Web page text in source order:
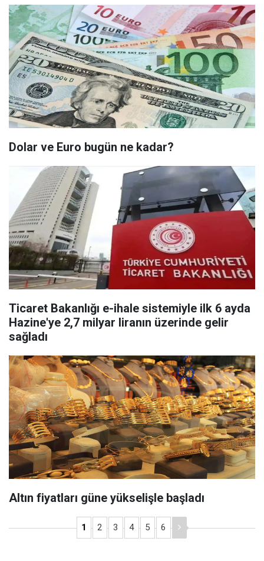
Dolar ve Euro bugün ne kadar?
Ticaret Bakanlığı e-ihale sistemiyle ilk 6 ayda
Hazine'ye 2,7 milyar liranın üzerinde gelir
sağladı
Altın fiyatları güne yükselişle başladı
1 2 3 4 5 6